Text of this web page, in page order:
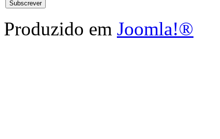
Produzido em Joomla!®